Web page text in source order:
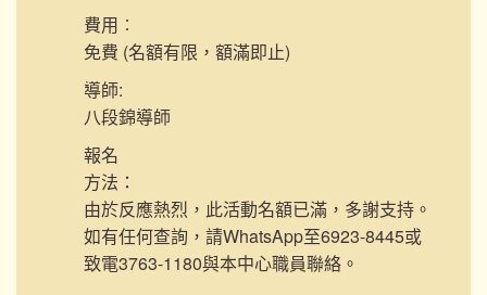
費用︰
免費 (名額有限，額滿即止)
導師:
八段錦導師
報名
方法：
由於反應熱烈，此活動名額已滿，多謝支持。
如有任何查詢，請WhatsApp至6923-8445或
致電3763-1180與本中心職員聯絡。